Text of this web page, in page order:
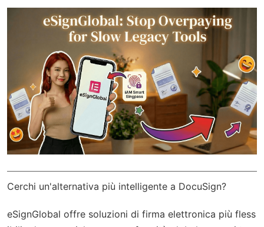
Cerchi un'alternativa più intelligente a DocuSign?
eSignGlobal offre soluzioni di firma elettronica più fless